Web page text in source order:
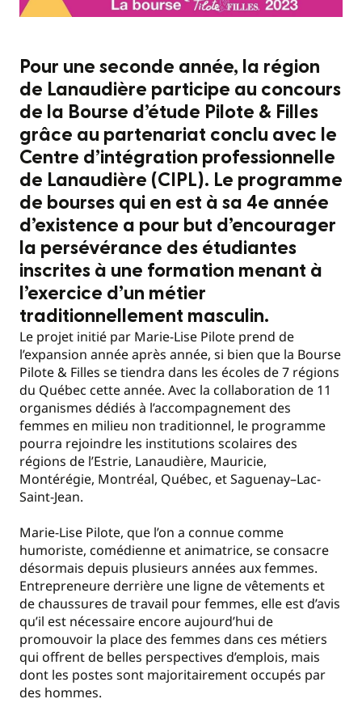
Pour une seconde année, la région
de Lanaudière participe au concours
de la Bourse d’étude Pilote & Filles
grâce au partenariat conclu avec le
Centre d’intégration professionnelle
de Lanaudière (CIPL). Le programme
de bourses qui en est à sa 4e année
d’existence a pour but d’encourager
la persévérance des étudiantes
inscrites à une formation menant à
l’exercice d’un métier
traditionnellement masculin.
Le projet initié par Marie-Lise Pilote prend de
l’expansion année après année, si bien que la Bourse
Pilote & Filles se tiendra dans les écoles de 7 régions
du Québec cette année. Avec la collaboration de 11
organismes dédiés à l’accompagnement des
femmes en milieu non traditionnel, le programme
pourra rejoindre les institutions scolaires des
régions de l’Estrie, Lanaudière, Mauricie,
Montérégie, Montréal, Québec, et Saguenay–Lac-
Saint-Jean.
Marie-Lise Pilote, que l’on a connue comme
humoriste, comédienne et animatrice, se consacre
désormais depuis plusieurs années aux femmes.
Entrepreneure derrière une ligne de vêtements et
de chaussures de travail pour femmes, elle est d’avis
qu’il est nécessaire encore aujourd’hui de
promouvoir la place des femmes dans ces métiers
qui offrent de belles perspectives d’emplois, mais
dont les postes sont majoritairement occupés par
des hommes.